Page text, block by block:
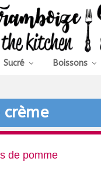
Sucré Boissons
crème